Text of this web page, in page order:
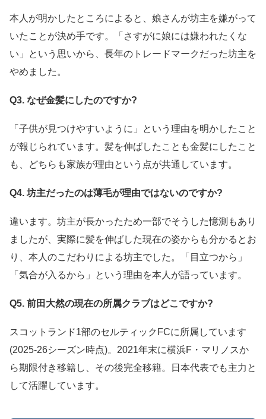
本人が明かしたところによると、娘さんが坊主を嫌がって
いたことが決め手です。「さすがに娘には嫌われたくな
い」という思いから、長年のトレードマークだった坊主を
やめました。
Q3. なぜ金髪にしたのですか?
「子供が見つけやすいように」という理由を明かしたこと
が報じられています。髪を伸ばしたことも金髪にしたこと
も、どちらも家族が理由という点が共通しています。
Q4. 坊主だったのは薄毛が理由ではないのですか?
違います。坊主が長かったため一部でそうした憶測もあり
ましたが、実際に髪を伸ばした現在の姿からも分かるとお
り、本人のこだわりによる坊主でした。「目立つから」
「気合が入るから」という理由を本人が語っています。
Q5. 前田大然の現在の所属クラブはどこですか?
スコットランド1部のセルティックFCに所属しています
(2025-26シーズン時点)。2021年末に横浜F・マリノスか
ら期限付き移籍し、その後完全移籍。日本代表でも主力と
して活躍しています。